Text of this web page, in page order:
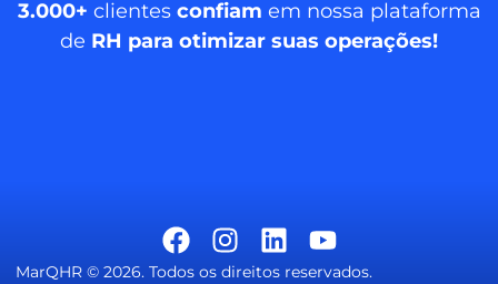
3.000+ clientes confiam em nossa plataforma
de RH para otimizar suas operações!
MarQHR © 2026. Todos os direitos reservados.